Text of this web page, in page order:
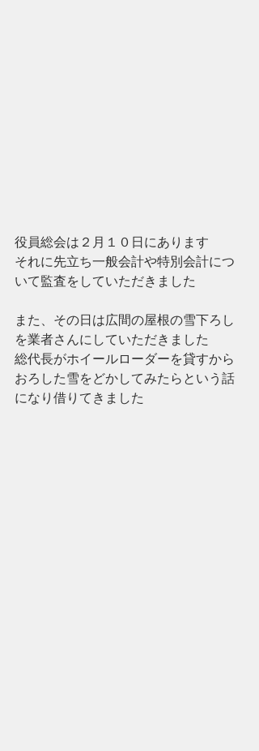
役員総会は２月１０日にあります
それに先立ち一般会計や特別会計につ
いて監査をしていただきました
また、その日は広間の屋根の雪下ろし
を業者さんにしていただきました
総代長がホイールローダーを貸すから
おろした雪をどかしてみたらという話
になり借りてきました